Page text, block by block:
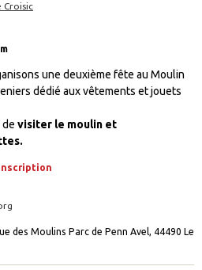
Croisic
une deuxième fête au Moulin
dédié aux vêtements et jouets
de visiter le moulin et
des Moulins Parc de Penn Avel, 44490 Le